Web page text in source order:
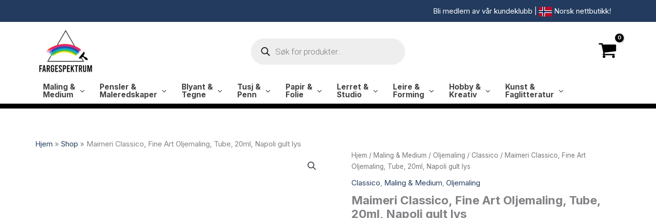
Bli medlem av vår kundeklubb Norsk nettbutikk!
search
Maling &
Medium
Pensler &
Maleredskaper
Blyant &
Tegne
Tusj &
Penn
Papir &
Folie
Lerret &
Studio
Leire &
Forming
Hobby &
Kreativ
Kunst &
Faglitteratur
Hjem » Shop » Maimeri Classico, Fine Art Oljemaling, Tube, 20ml, Napoli gult lys
Hjem / Maling & Medium / Oljemaling / Classico / Maimeri Classico, Fine Art
Oljemaling, Tube, 20ml, Napoli gult lys
Classico Maling & Medium Oljemaling
Maimeri Classico, Fine Art Oljemaling, Tube,
20ml, Napoli gult lys